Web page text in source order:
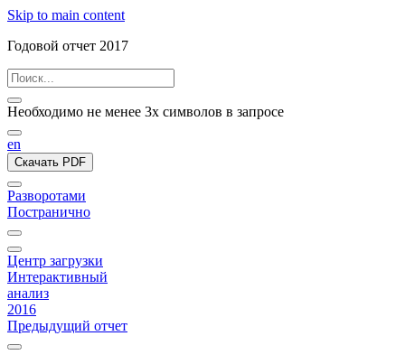
Skip to main content
Годовой отчет 2017
Необходимо не менее 3х символов в запросе
en
Скачать PDF
Разворотами
Постранично
Центр загрузки
Интерактивный
анализ
2016
Предыдущий отчет